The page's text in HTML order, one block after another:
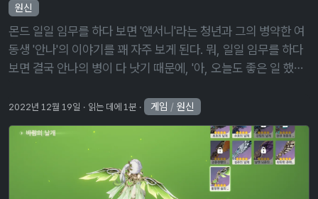
원신
몬드 일일 임무를 하다 보면 '앤서니'라는 청년과 그의 병약한 여
동생 '안나'의 이야기를 꽤 자주 보게 된다. 뭐, 일일 임무를 하다
보면 결국 안나의 병이 다 낫기 때문에, '아, 오늘도 좋은 일 했
병이 …
2022년 12월 19일 읽는 데에 1분 게임 /원신